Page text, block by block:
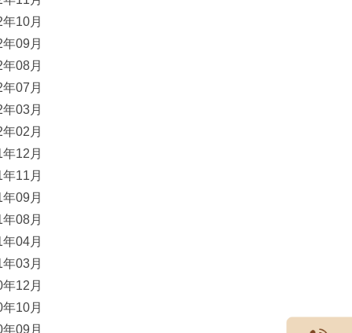
10月
09月
08月
07月
03月
02月
12月
11月
09月
08月
04月
03月
12月
10月
09月